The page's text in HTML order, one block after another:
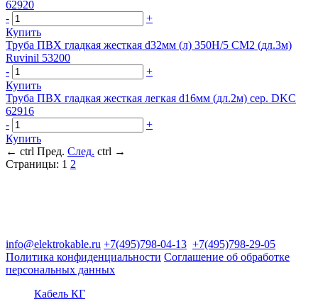
62920
-
+
Купить
Труба ПВХ гладкая жесткая d32мм (л) 350Н/5 СМ2 (дл.3м)
Ruvinil 53200
-
+
Купить
Труба ПВХ гладкая жесткая легкая d16мм (дл.2м) сер. DKC
62916
-
+
Купить
← ctrl Пред. След. ctrl →
Страницы: 1 2
info@elektrokable.ru +7(495)798-04-13 +7(495)798-29-05
Политика конфиденциальности Соглашение об обработке
персональных данных
Кабель КГ